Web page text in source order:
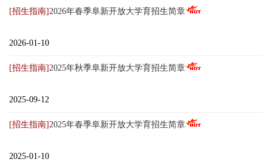
[招生指南]2026年春季阜新开放大学育招生简章
2026-01-10
[招生指南]2025年秋季阜新开放大学育招生简章
2025-09-12
[招生指南]2025年春季阜新开放大学育招生简章
2025-01-10